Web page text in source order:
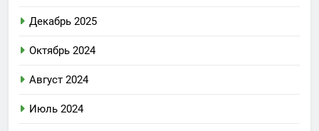
Декабрь 2025
Октябрь 2024
Август 2024
Июль 2024